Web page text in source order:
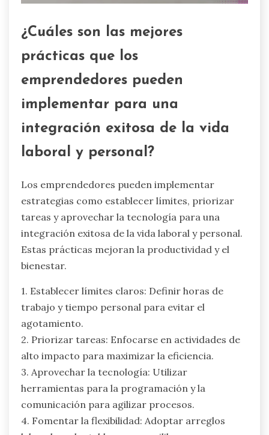
¿Cuáles son las mejores
prácticas que los
emprendedores pueden
implementar para una
integración exitosa de la vida
laboral y personal?
Los emprendedores pueden implementar
estrategias como establecer límites, priorizar
tareas y aprovechar la tecnología para una
integración exitosa de la vida laboral y personal.
Estas prácticas mejoran la productividad y el
bienestar.
1. Establecer límites claros: Definir horas de
trabajo y tiempo personal para evitar el
agotamiento.
2. Priorizar tareas: Enfocarse en actividades de
alto impacto para maximizar la eficiencia.
3. Aprovechar la tecnología: Utilizar
herramientas para la programación y la
comunicación para agilizar procesos.
4. Fomentar la flexibilidad: Adoptar arreglos